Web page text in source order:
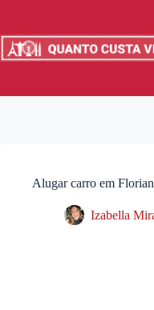
o
conteúdo
Alugar carro em
Izabella